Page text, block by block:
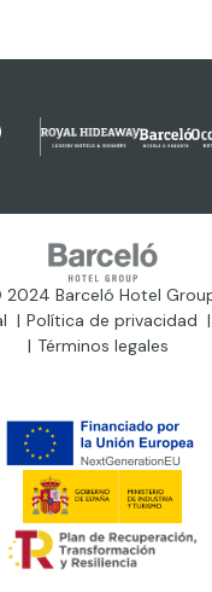
Barceló Hotel
Política de privacidad
Términos legales